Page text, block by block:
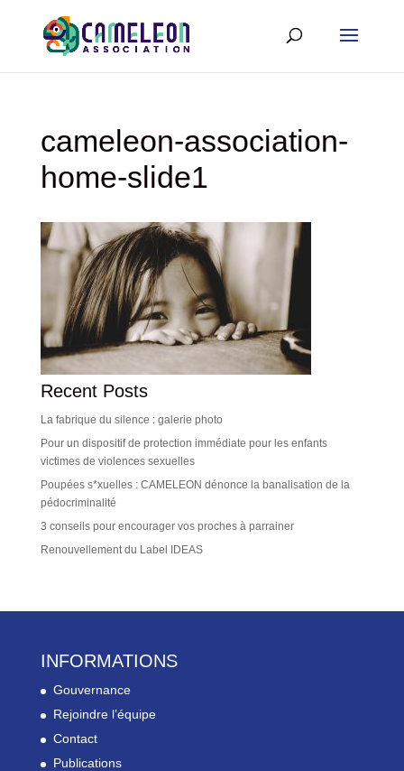
cameleon-association-
home-slide1
Recent Posts
La fabrique du silence : galerie photo
Pour un dispositif de protection immédiate pour les enfants
victimes de violences sexuelles
Poupées s*xuelles : CAMELEON dénonce la banalisation de la
pédocriminalité
3 conseils pour encourager vos proches à parrainer
Renouvellement du Label IDEAS
INFORMATIONS
Gouvernance
Rejoindre l’équipe
Contact
Publications